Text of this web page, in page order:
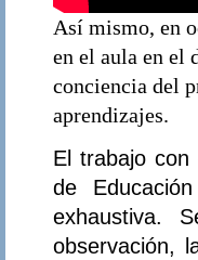
Así mismo, en
en el aula en el
conciencia del
aprendizajes.
El trabajo
de
exhaustiva.
observación,